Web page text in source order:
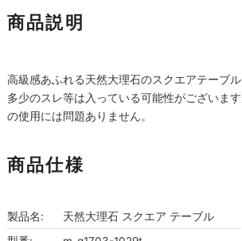
商品説明
高級感あふれる天然大理石のスクエアテーブ
多少のスレ等は入っている可能性がございま
の使用には問題ありません。
商品仕様
製品名:
天然大理石 スクエア テーブル